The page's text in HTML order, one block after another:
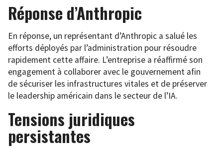
Réponse d’Anthropic
En réponse, un représentant d’Anthropic a salué les
efforts déployés par l’administration pour résoudre
rapidement cette affaire. L’entreprise a réaffirmé son
engagement à collaborer avec le gouvernement afin
de sécuriser les infrastructures vitales et de préserver
le leadership américain dans le secteur de l’IA.
Tensions juridiques
persistantes